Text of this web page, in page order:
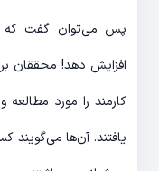
پس می‌توان گفت که
افزایش دهد! محققان
کارمند را مورد
یافتند. آن‌ها می‌گویند